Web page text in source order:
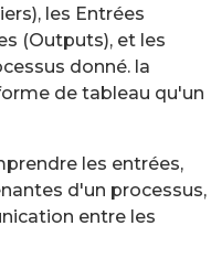
les Entrées
(Outputs), et les
donné. la
de tableau qu'un
les entrées,
d'un processus,
entre les